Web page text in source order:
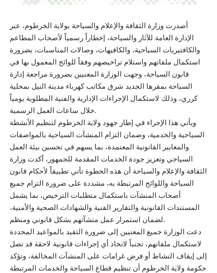
أصدرت وزارة الثقافة والإعلام والسياحة بولاية الخرطوم، عبر
الإدارة العامة للآثار والسياحة، إخطاراً رسمياً لأصحاب المطاعم
والكافتيريات السياحية، والكافيهات، وصالات المناسبات، بضرورة
استكمال ملفاتهم واستلام تراخيصهم وفقاً للوائح المعمول بها في
قانون السياحة، وجهت الوزارة المعنيين بضرورة مراجعة إدارة
السياحة بمقرها الجديد شرق مكاتب كهرباء مدينة النيل بمحلية
كرري، وذلك لاستكمال الإجراءات الإدارية والفنية المطلوبة يومياً
خلال ساعات العمل الرسمية.
ويأتي هذا الإجراء في إطار جهود ولاية الخرطوم لتنظيم الأنشطة
السياحية والخدمية، وضمان التزام المنشآت السياحية بالمواصفات
والمعايير القانونية المعتمدة، بما يسهم في تحسين بيئة العمل
السياحي وتعزيز جودة الخدمات المقدمة للجمهور، أكدت وزارة
الثقافة والإعلام والسياحة أن هذه الخطوة تأتي تطبيقاً لأحكام قانون
السياحة واللوائح المرتبطة به، مشددة على ضرورة التزام جميع
أصحاب المنشآت باستكمال متطلبات الترخيص، بما يشمل
المستندات القانونية والتقارير الفنية والشهادات الصحية والأمنية،
لضمان استمرار عمل منشآتهم بشكل قانوني ومنظم.
دعت الوزارة جميع المعنيين إلى ضرورة التقيد بالمواعيد المحددة
لاستكمال ملفاتهم، تجنباً لاتخاذ أي إجراءات قانونية لاحقة قد تصل
إلى إيقاف النشاط أو فرض غرامات على المنشآت المخالفة، وتؤكد
حكومة ولاية الخرطوم أن تنظيم قطاع السياحة والخدمات المرتبطة